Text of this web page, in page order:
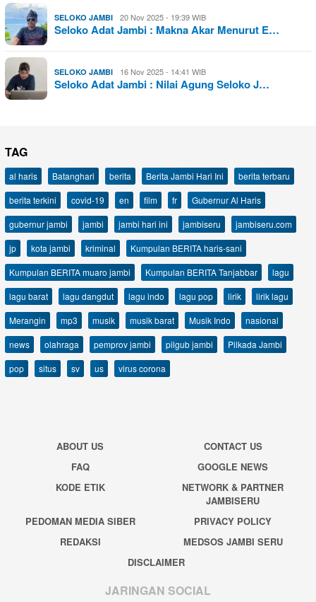
SELOKO JAMBI 20 Nov 2025 - 19:39 WIB
Seloko Adat Jambi : Makna Akar Menurut E…
SELOKO JAMBI 16 Nov 2025 - 14:41 WIB
Seloko Adat Jambi : Nilai Agung Seloko J…
TAG
al haris Batanghari berita Berita Jambi Hari Ini
berita terbaru
berita terkini
covid-19 en film fr
Gubernur Al Haris
gubernur jambi
jambi jambi hari ini jambiseru
jambiseru.com
jp
kota jambi kriminal
Kumpulan BERITA haris-sani
Kumpulan BERITA muaro jambi
Kumpulan BERITA Tanjabbar
lagu
lagu barat
lagu dangdut lagu indo lagu pop lirik
lirik lagu
Merangin
mp3 musik musik barat Musik Indo
nasional
news
olahraga pemprov jambi pilgub jambi
Pilkada Jambi
pop
situs sv us virus corona
ABOUT US
CONTACT US
FAQ
GOOGLE NEWS
KODE ETIK
NETWORK & PARTNER
JAMBISERU
PEDOMAN MEDIA SIBER
PRIVACY POLICY
REDAKSI
MEDSOS JAMBI SERU
DISCLAIMER
JARINGAN SOCIAL